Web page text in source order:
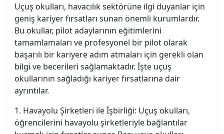
Uçuş okulları, havacılık sektörüne ilgi duyanlar için
geniş kariyer fırsatları sunan önemli kurumlardır.
Bu okullar, pilot adaylarının eğitimlerini
tamamlamaları ve profesyonel bir pilot olarak
başarılı bir kariyere adım atmaları için gerekli olan
bilgi ve becerileri sağlamaktadır. İşte uçuş
okullarının sağladığı kariyer fırsatlarına dair
ayrıntılar.
1. Havayolu Şirketleri ile İşbirliği: Uçuş okulları,
öğrencilerini havayolu şirketleriyle bağlantılar